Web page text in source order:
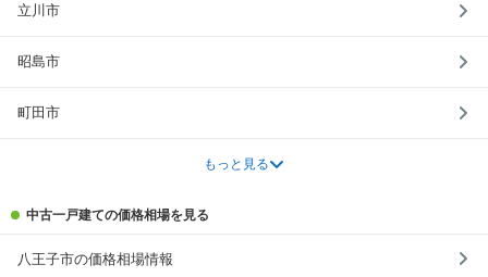
立川市
昭島市
町田市
もっと見る
中古一戸建ての価格相場を見る
八王子市の価格相場情報